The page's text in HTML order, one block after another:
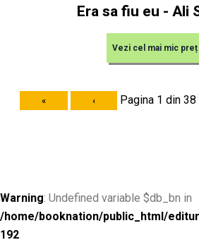
Era sa fiu eu - Ali
Vezi cel mai mic preț
« ‹ Pagina 1 din 38
Warning: Undefined variable $db_bn in
/home/booknation/public_html/
192